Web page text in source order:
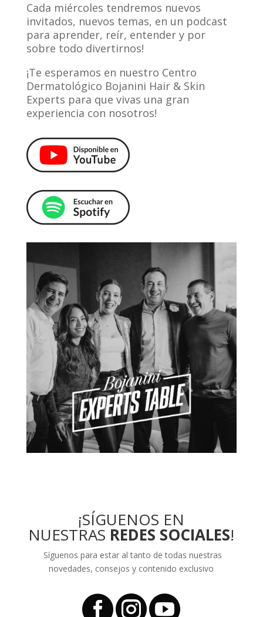
Cada miércoles tendremos nuevos
invitados, nuevos temas, en un podcast
para aprender, reír, entender y por
sobre todo divertirnos!
¡Te esperamos en nuestro Centro
Dermatológico Bojanini Hair & Skin
Experts para que vivas una gran
experiencia con nosotros!
¡SÍGUENOS EN
NUESTRAS REDES SOCIALES!
Síguenos para estar al tanto de todas nuestras
novedades, consejos y contenido exclusivo
